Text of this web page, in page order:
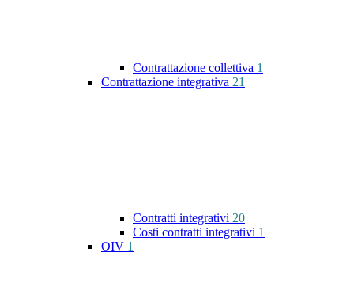
Contrattazione collettiva 1
Contrattazione integrativa 21
Contratti integrativi 20
Costi contratti integrativi 1
OIV 1